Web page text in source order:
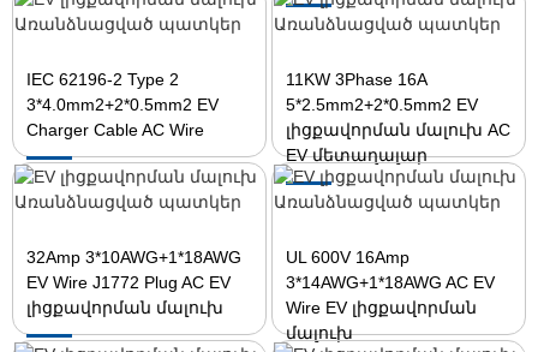
IEC 62196-2 Type 2
3*4.0mm2+2*0.5mm2 EV
Charger Cable AC Wire
11KW 3Phase 16A
5*2.5mm2+2*0.5mm2 EV
լիցքավորման մալուխ AC
EV մետաղալար
32Amp 3*10AWG+1*18AWG
EV Wire J1772 Plug AC EV
լիցքավորման մալուխ
UL 600V 16Amp
3*14AWG+1*18AWG AC EV
Wire EV լիցքավորման
մալուխ